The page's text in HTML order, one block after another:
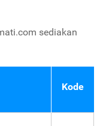
sediakan
Kode